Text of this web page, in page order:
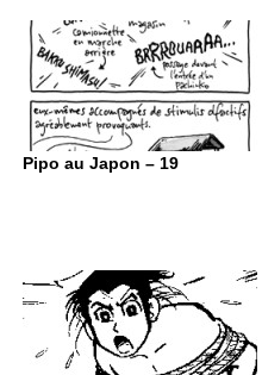
Pipo au Japon – 19